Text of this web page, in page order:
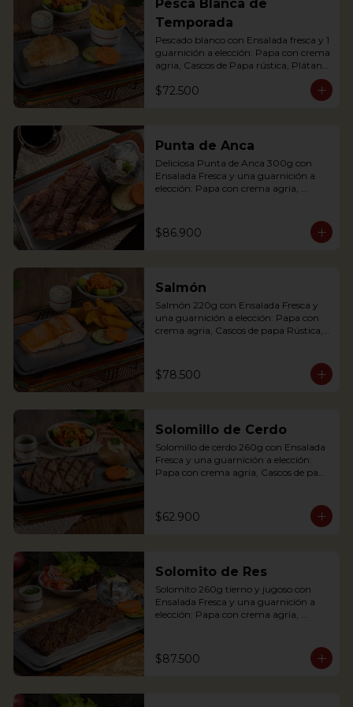
potato with sour cream, accompanied
with a fresh salad.
Pesca Blanca de
Temporada
Pescado blanco con Ensalada fresca y 1
guarnición a elección: Papa con crema
agria, Cascos de Papa rústica, Plátano
maduro con Quesito, Palitos de Yuca,
Puré de Papa y Arracacha
$72.500
Punta de Anca
Deliciosa Punta de Anca 300g con
Ensalada Fresca y una guarnición a
elección: Papa con crema agria,
Yuca, Puré de papa y arracacha
Our delicious Rump Steak is served on
a griddle with a baked potato with
sour cream. Accompanied with a fresh
$86.900
Salmón
Salmón 220g con Ensalada Fresca y
una guarnición a elección: Papa con
crema agria, Cascos de papa Rústica,
arracacha. Acompañado de salsa de
soya y jengibre.
Accompanied with a salad and a
delicious ginger sauce.
$78.500
Solomillo de Cerdo
Solomillo de cerdo 260g con Ensalada
Fresca y una guarnición a elección:
Papa con crema agria, Cascos de papa
y arracacha.
Pork tenderloin 280g with baked
potato with sour cream and house
salad. Single term.
$62.900
Solomito de Res
Solomito 260g tierno y jugoso con
Ensalada Fresca y una guarnición a
elección: Papa con crema agria,
Yuca, Puré de papa y arracacha
$87.500